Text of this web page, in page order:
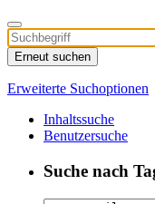
Erneut suchen
Erweiterte Suchoptionen
Inhaltssuche
Benutzersuche
Suche nach